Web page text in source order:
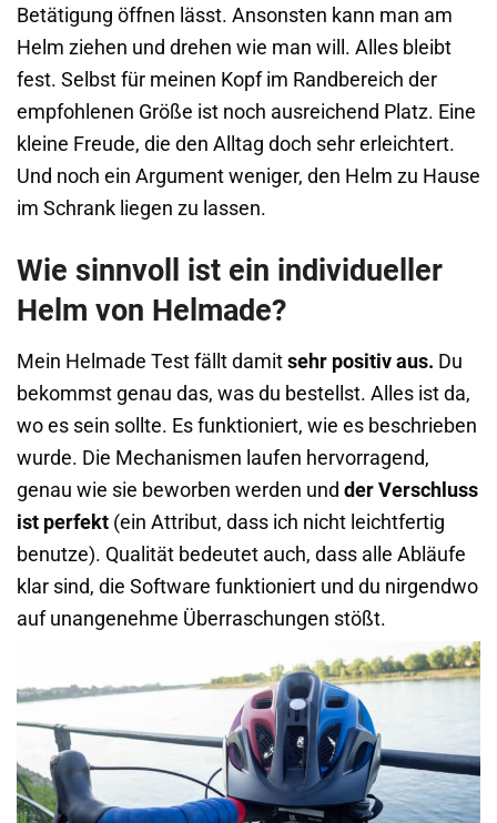
Betätigung öffnen lässt. Ansonsten kann man am
Helm ziehen und drehen wie man will. Alles bleibt
fest. Selbst für meinen Kopf im Randbereich der
empfohlenen Größe ist noch ausreichend Platz. Eine
kleine Freude, die den Alltag doch sehr erleichtert.
Und noch ein Argument weniger, den Helm zu Hause
im Schrank liegen zu lassen.
Wie sinnvoll ist ein individueller
Helm von Helmade?
Mein Helmade Test fällt damit sehr positiv aus. Du
bekommst genau das, was du bestellst. Alles ist da,
wo es sein sollte. Es funktioniert, wie es beschrieben
wurde. Die Mechanismen laufen hervorragend,
genau wie sie beworben werden und der Verschluss
ist perfekt (ein Attribut, dass ich nicht leichtfertig
benutze). Qualität bedeutet auch, dass alle Abläufe
klar sind, die Software funktioniert und du nirgendwo
auf unangenehme Überraschungen stößt.